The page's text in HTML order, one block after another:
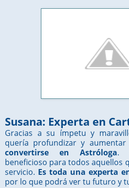
Susana: Experta en
Gracias a su ímpetu y
quería profundizar y aumentar
convertirse en Astróloga.
beneficioso para todos aquellos
servicio. Es toda una experta
por lo que podrá ver tu futuro y